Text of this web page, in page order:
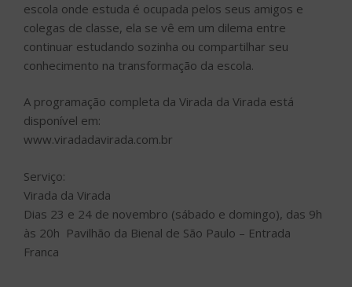
escola onde estuda é ocupada pelos seus amigos e
colegas de classe, ela se vê em um dilema entre
continuar estudando sozinha ou compartilhar seu
conhecimento na transformação da escola.
A programação completa da Virada da Virada está
disponível em:
www.viradadavirada.com.br
Serviço:
Virada da Virada
Dias 23 e 24 de novembro (sábado e domingo), das 9h
às 20h Pavilhão da Bienal de São Paulo – Entrada
Franca